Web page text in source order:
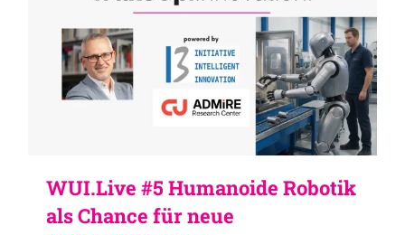
WUI.Live #5 Humanoide Robotik
als Chance für neue